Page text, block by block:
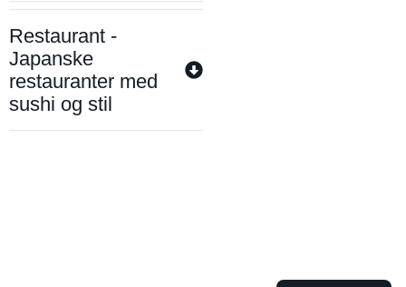
Restaurant -
Japanske
restauranter med
sushi og stil